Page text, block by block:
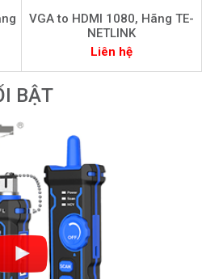
VGA to HDMI 1080, Hãng TE-
NETLINK
Liên hệ
BẬT